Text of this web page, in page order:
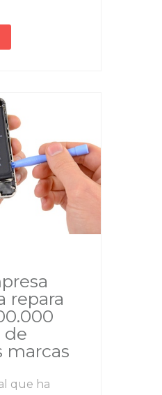
repara
de
marcas
que ha